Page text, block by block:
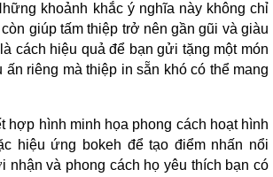
khoảnh khắc ý nghĩa này không chỉ
giúp tấm thiệp trở nên gần gũi và giàu
cách hiệu quả để bạn gửi tặng một món
ấn riêng mà thiệp in sẵn khó có thể mang
hợp hình minh họa phong cách hoạt hình
hiệu ứng bokeh để tạo điểm nhấn nổi
nhận và phong cách họ yêu thích bạn có